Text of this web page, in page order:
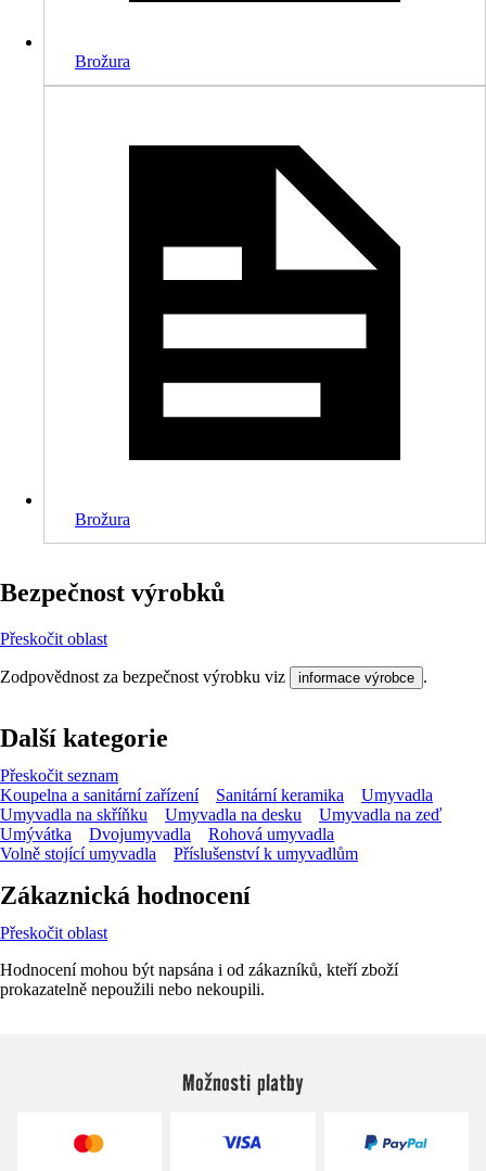
Brožura
Brožura
Bezpečnost výrobků
Přeskočit oblast
Zodpovědnost za bezpečnost výrobku viz informace výrobce .
Další kategorie
Přeskočit seznam
Koupelna a sanitární zařízení
Sanitární keramika
Umyvadla
Umyvadla na skříňku
Umyvadla na desku
Umyvadla na zeď
Umývátka
Dvojumyvadla
Rohová umyvadla
Volně stojící umyvadla
Příslušenství k umyvadlům
Zákaznická hodnocení
Přeskočit oblast
Hodnocení mohou být napsána i od zákazníků, kteří zboží
prokazatelně nepoužili nebo nekoupili.
Možnosti platby